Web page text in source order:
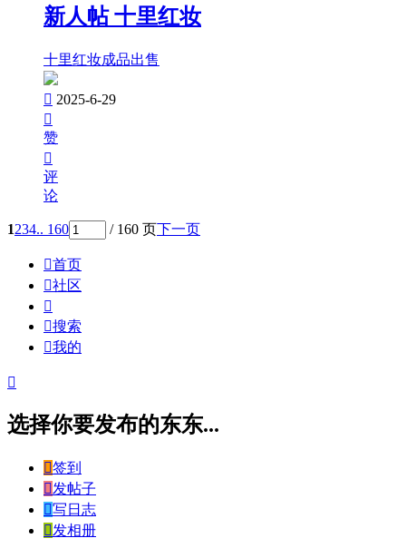
新人帖十里红妆
十里红妆成品出售
 2025-6-29

赞

评
论
1234.. 160 / 160 页下一页
首页
社区

搜索
我的

选择你要发布的东东...
签到
发帖子
写日志
发相册